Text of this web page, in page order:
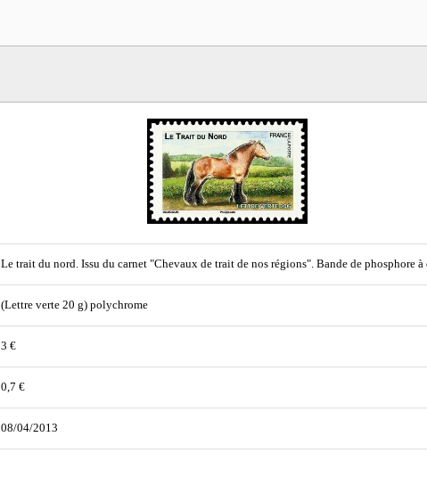
Le trait du nord. Issu du carnet "Chevaux de trait de nos régions". Bande de phosphore à
(Lettre verte 20 g) polychrome
3 €
0,7 €
08/04/2013